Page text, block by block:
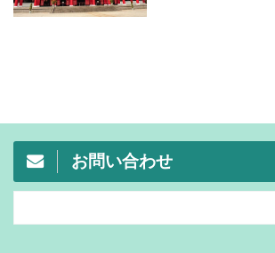
お問い合わせ